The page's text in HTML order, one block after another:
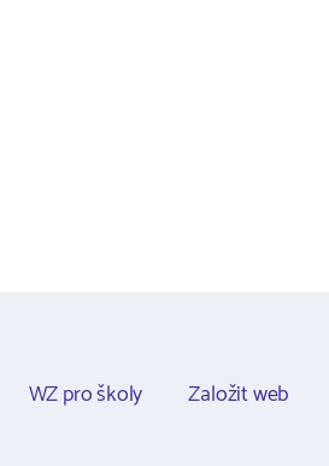
WZ pro školy Založit web